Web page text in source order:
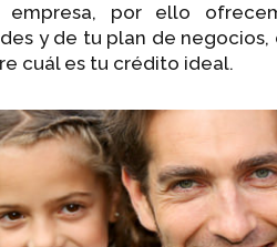
empresa, por ello
y de tu plan de
cuál es tu crédito ideal.